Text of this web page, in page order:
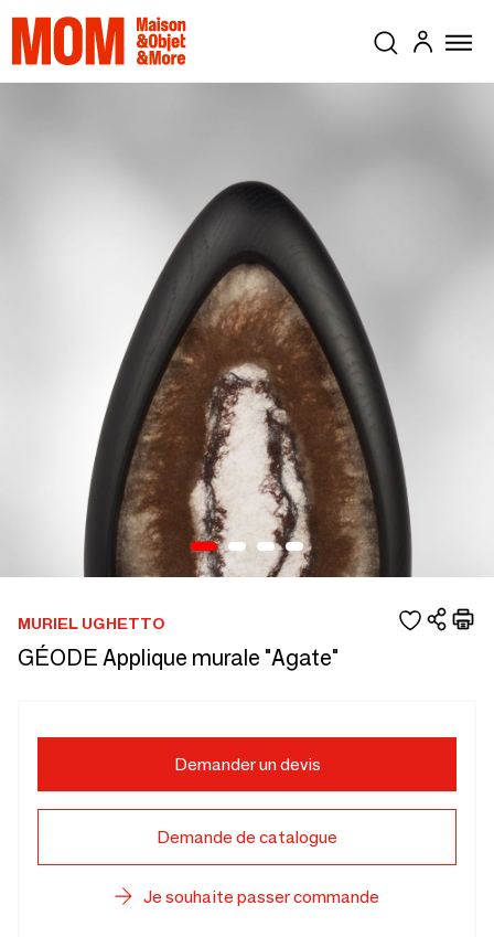
MURIEL UGHETTO
GÉODE Applique murale "Agate"
Demander un devis
Demande de catalogue
Je souhaite passer commande